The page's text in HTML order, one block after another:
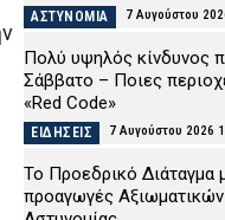
ΑΣΤΥΝΟΜΙΑ 7 Αυγούστου
Πολύ υψηλός κίνδυνος
Σάββατο – Ποιες
«Red Code»
ΕΙΔΗΣΕΙΣ 7 Αυγούστου 2026
Το Προεδρικό Διάταγμα
προαγωγές Αξιωματικών